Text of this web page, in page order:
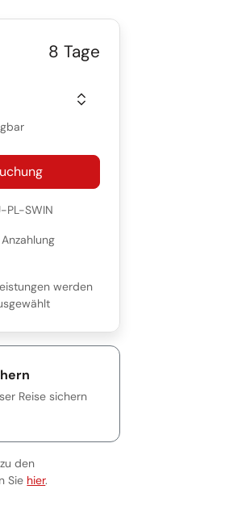
8 Tage
PL-SWIN
werden
Reise sichern
den
Sie Vollständige Informationen zu den
hier.